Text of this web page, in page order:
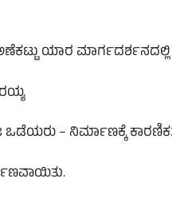
ಅಣೆಕಟ್ಟು ಯಾರ
ಒಡೆಯರು – ನಿರ್ಮಾಣಕ್ಕೆ